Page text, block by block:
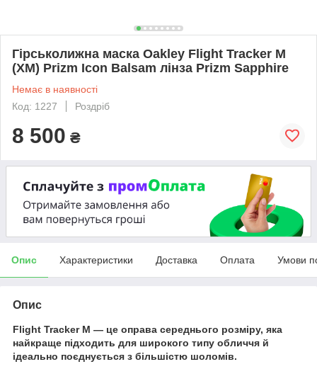
Гірськолижна маска Oakley Flight Tracker M
(XM) Prizm Icon Balsam лінза Prizm Sapphire
Немає в наявності
Код: 1227
Роздріб
8 500 ₴
Опис Характеристики Доставка Оплата Умови
Опис
Flight Tracker M — це оправа середнього розміру, яка
найкраще підходить для широкого типу обличчя й
ідеально поєднується з більшістю шоломів.